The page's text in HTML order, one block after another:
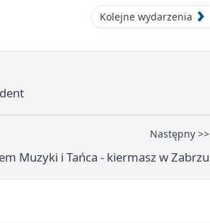
Kolejne wydarzenia
Następny >>
Muzyki i Tańca - kiermasz w Zabrzu